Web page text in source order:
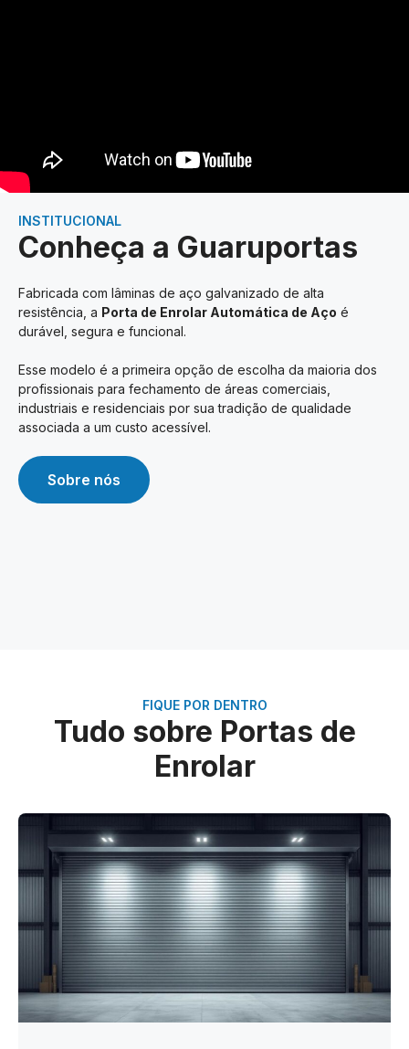
INSTITUCIONAL
Conheça a Guaruportas
Fabricada com lâminas de aço galvanizado de alta
resistência, a Porta de Enrolar Automática de Aço é
durável, segura e funcional.
Esse modelo é a primeira opção de escolha da maioria dos
profissionais para fechamento de áreas comerciais,
industriais e residenciais por sua tradição de qualidade
associada a um custo acessível.
Sobre nós
FIQUE POR DENTRO
Tudo sobre Portas de
Enrolar